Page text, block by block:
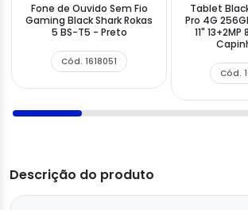
Fone de Ouvido Sem Fio
Gaming Black Shark Rokas
5 BS-T5 - Preto
Cód. 1618051
Tablet
Pro 4G
11"
Cód.
Descrição do produto